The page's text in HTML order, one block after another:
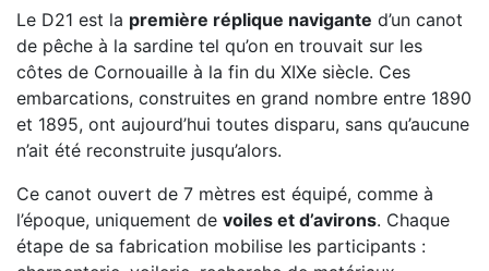
Le D21 est la première réplique navigante d’un canot
de pêche à la sardine tel qu’on en trouvait sur les
côtes de Cornouaille à la fin du XIXe siècle. Ces
embarcations, construites en grand nombre entre 1890
et 1895, ont aujourd’hui toutes disparu, sans qu’aucune
n’ait été reconstruite jusqu’alors.
Ce canot ouvert de 7 mètres est équipé, comme à
l’époque, uniquement de voiles et d’avirons. Chaque
étape de sa fabrication mobilise les participants :